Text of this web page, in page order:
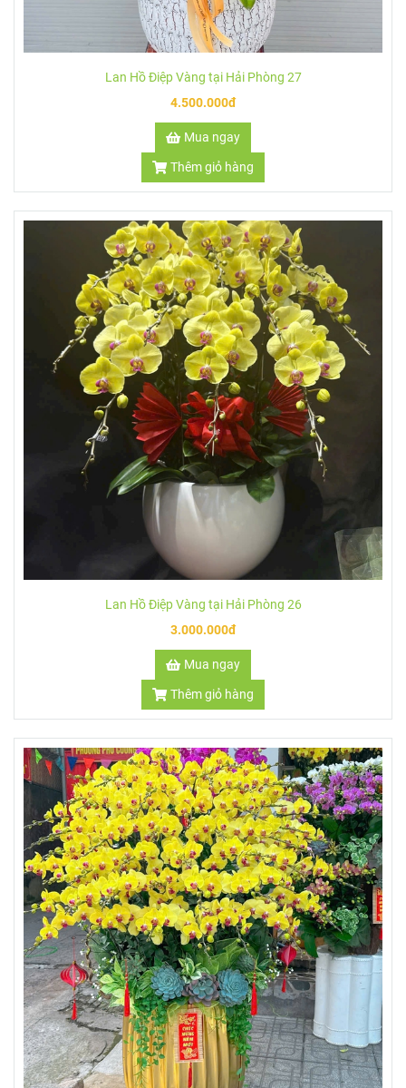
Lan Hồ Điệp Vàng tại Hải Phòng 27
4.500.000đ
Mua ngay
Thêm giỏ hàng
Lan Hồ Điệp Vàng tại Hải Phòng 26
3.000.000đ
Mua ngay
Thêm giỏ hàng